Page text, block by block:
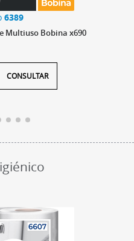
6389
Multiuso Bobina x690
CONSULTAR